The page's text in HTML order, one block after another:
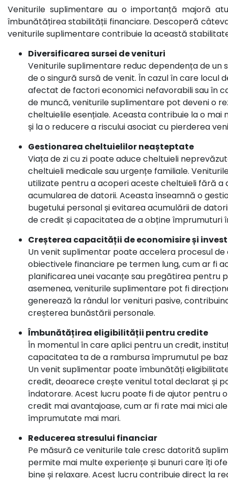
Veniturile suplimentare au o importanță majoră
îmbunătățirea stabilității financiare. Descoperă
veniturile suplimentare contribuie la această
Diversificarea sursei de venituri
Veniturile suplimentare reduc dependența de un
de o singură sursă de venit. În cazul în care locul
afectat de factori economici nefavorabili sau în
de muncă, veniturile suplimentare pot deveni o
cheltuielile esențiale. Aceasta contribuie la o mai
și la o reducere a riscului asociat cu pierderea
Gestionarea cheltuielilor neașteptate
Viața de zi cu zi poate aduce cheltuieli
cheltuieli medicale sau urgențe familiale.
utilizate pentru a acoperi aceste cheltuieli fără a
acumularea de datorii. Aceasta înseamnă o
bugetului personal și evitarea acumulării de
de credit și capacitatea de a obține împrumuturi
Creșterea capacității de economisire și
Un venit suplimentar poate accelera procesul
obiectivele financiare pe termen lung, cum ar fi
planificarea unei vacanțe sau pregătirea pentru
asemenea, veniturile suplimentare pot fi
generează la rândul lor venituri pasive,
creșterea bunăstării personale.
Îmbunătățirea eligibilității pentru credite
În momentul în care aplici pentru un credit,
capacitatea ta de a rambursa împrumutul pe
Un venit suplimentar poate îmbunătăți
credit, deoarece crește venitul total declarat și
îndatorare. Acest lucru poate fi de ajutor pentru
credit mai avantajoase, cum ar fi rate mai mici
împrumutate mai mari.
Reducerea stresului financiar
Pe măsură ce veniturile tale cresc datorită
permite mai multe experiențe și bunuri care îți
bine și relaxare. Acest lucru contribuie direct la